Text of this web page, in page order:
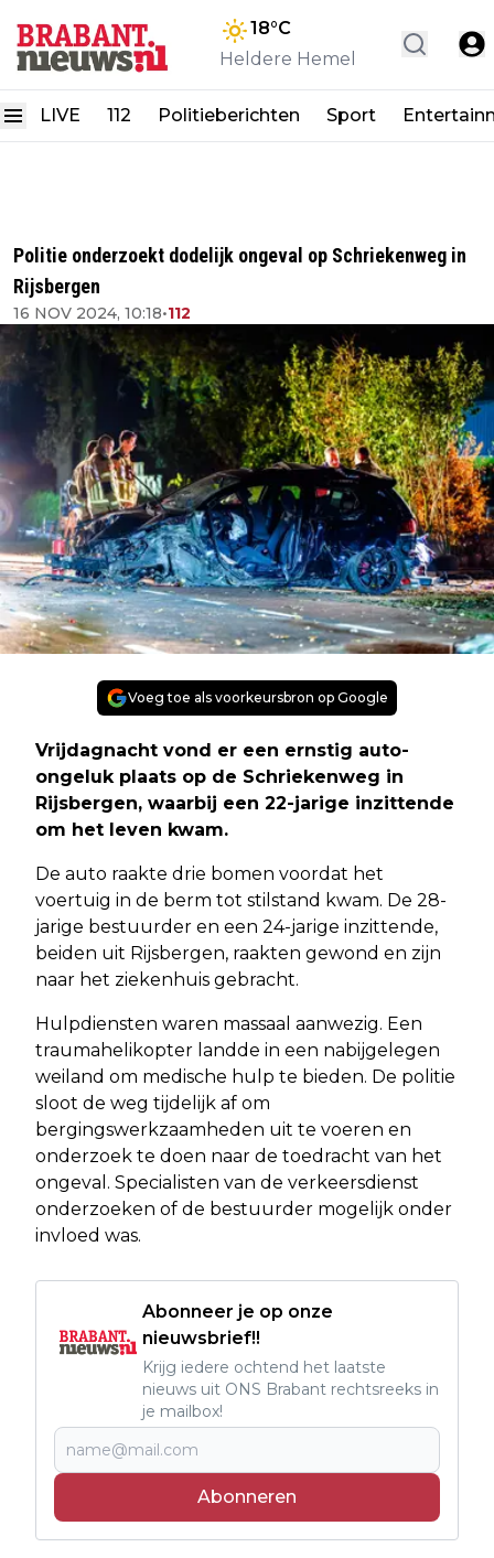
18°C
Heldere Hemel
LIVE 112 Politieberichten Sport
Politie onderzoekt dodelijk ongeval op Schriekenweg in
Rijsbergen
16 NOV 2024, 10:18•112
Voeg toe als voorkeursbron op Google
Vrijdagnacht vond er een ernstig auto-
ongeluk plaats op de Schriekenweg in
Rijsbergen, waarbij een 22-jarige inzittende
om het leven kwam.
De auto raakte drie bomen voordat het
voertuig in de berm tot stilstand kwam. De 28-
jarige bestuurder en een 24-jarige inzittende,
beiden uit Rijsbergen, raakten gewond en zijn
naar het ziekenhuis gebracht.
Hulpdiensten waren massaal aanwezig. Een
traumahelikopter landde in een nabijgelegen
weiland om medische hulp te bieden. De politie
sloot de weg tijdelijk af om
bergingswerkzaamheden uit te voeren en
onderzoek te doen naar de toedracht van het
ongeval. Specialisten van de verkeersdienst
onderzoeken of de bestuurder mogelijk onder
invloed was.
Abonneer je op onze
nieuwsbrief!!
Krijg iedere ochtend het laatste
nieuws uit ONS Brabant rechtsreeks in
je mailbox!
Abonneren